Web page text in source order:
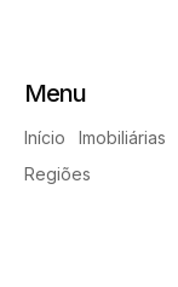
Menu
Início Imobiliárias
Regiões